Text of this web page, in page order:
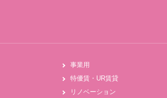
事業用
特優賃・UR賃貸
リノベーション